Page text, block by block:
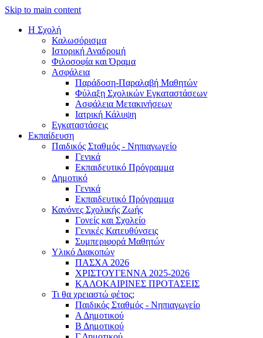
Skip to main content
Η Σχολή
Καλωσόρισμα
Iστορική Αναδρομή
Φιλοσοφία και Όραμα
Ασφάλεια
Παράδοση-Παραλαβή Μαθητών
Φύλαξη Σχολικών Εγκαταστάσεων
Ασφάλεια Μετακινήσεων
Ιατρική Κάλυψη
Εγκαταστάσεις
Εκπαίδευση
Παιδικός Σταθμός - Νηπιαγωγείο
Γενικά
Εκπαιδευτικό Πρόγραμμα
Δημοτικό
Γενικά
Εκπαιδευτικό Πρόγραμμα
Κανόνες Σχολικής Ζωής
Γονείς και Σχολείο
Γενικές Κατευθύνσεις
Συμπεριφορά Μαθητών
Υλικό Διακοπών
ΠAΣΧA 2026
ΧΡΙΣΤΟΥΓΕΝΝΑ 2025-2026
ΚΑΛΟΚΑΙΡΙΝΕΣ ΠΡΟΤΑΣΕΙΣ
Τι θα χρειαστώ φέτος;
Παιδικός Σταθμός - Νηπιαγωγείο
Α Δημοτικού
Β Δημοτικού